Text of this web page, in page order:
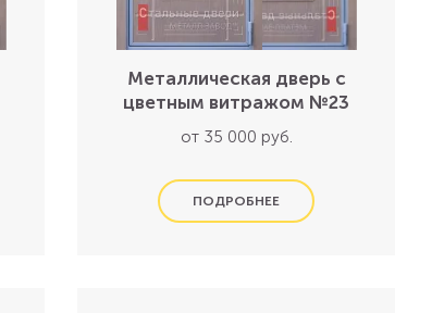
Металлическая дверь с
цветным витражом №23
от 35 000 руб.